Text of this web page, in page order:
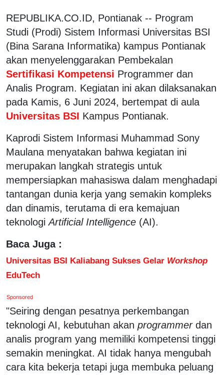
REPUBLIKA.CO.ID, Pontianak -- Program
Studi (Prodi) Sistem Informasi Universitas BSI
(Bina Sarana Informatika) kampus Pontianak
akan menyelenggarakan Pembekalan
Sertifikasi Kompetensi Programmer dan
Analis Program. Kegiatan ini akan dilaksanakan
pada Kamis, 6 Juni 2024, bertempat di aula
Universitas BSI Kampus Pontianak.
Kaprodi Sistem Informasi Muhammad Sony
Maulana menyatakan bahwa kegiatan ini
merupakan langkah strategis untuk
mempersiapkan mahasiswa dalam menghadapi
tantangan dunia kerja yang semakin kompleks
dan dinamis, terutama di era kemajuan
teknologiArtificial Intelligence (AI).
Baca Juga :
Universitas BSI Kaliabang Sukses Gelar Workshop
EduTech
Sponsored
"Seiring dengan pesatnya perkembangan
teknologi AI, kebutuhan akan programmerdan
analis program yang memiliki kompetensi tinggi
semakin meningkat. AI tidak hanya mengubah
cara kita bekerja tetapi juga membuka peluang